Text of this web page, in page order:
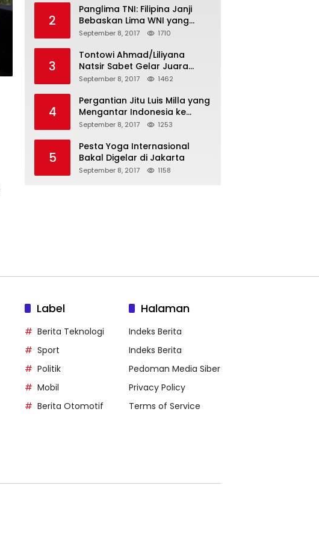
2
Panglima TNI: Filipina Janji
Bebaskan Lima WNI yang
Disandera Abu Sayyaf
September 8, 2017 1710
3
Tontowi Ahmad/Liliyana
Natsir Sabet Gelar Juara
Dunia Kedua
September 8, 2017 1462
4
Pergantian Jitu Luis Milla yang
Mengantar Indonesia ke
Semifinal
September 8, 2017 1253
5
Pesta Yoga Internasional
Bakal Digelar di Jakarta
September 8, 2017 1158
Label
Berita Teknologi
Sport
Politik
Mobil
Berita Otomotif
Halaman
Indeks Berita
Indeks Berita
Pedoman Media Siber
Privacy Policy
Terms of Service